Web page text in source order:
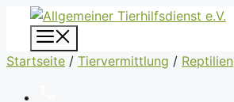
Zum
Inhalt
springen
Startseite / Tiervermittlung / Reptilien